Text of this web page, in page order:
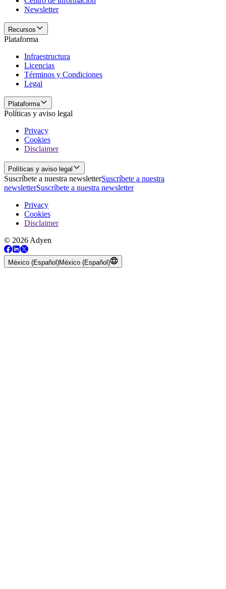
Newsletter
Recursos
Plataforma
Infraestructura
Licencias
Términos y Condiciones
Legal
Plataforma
Políticas y aviso legal
Privacy
Cookies
Disclaimer
Políticas y aviso legal
Suscríbete a nuestra newsletterSuscríbete a nuestra
newsletterSuscríbete a nuestra newsletter
Privacy
Cookies
Disclaimer
© 2026 Adyen
México (Español)México (Español)